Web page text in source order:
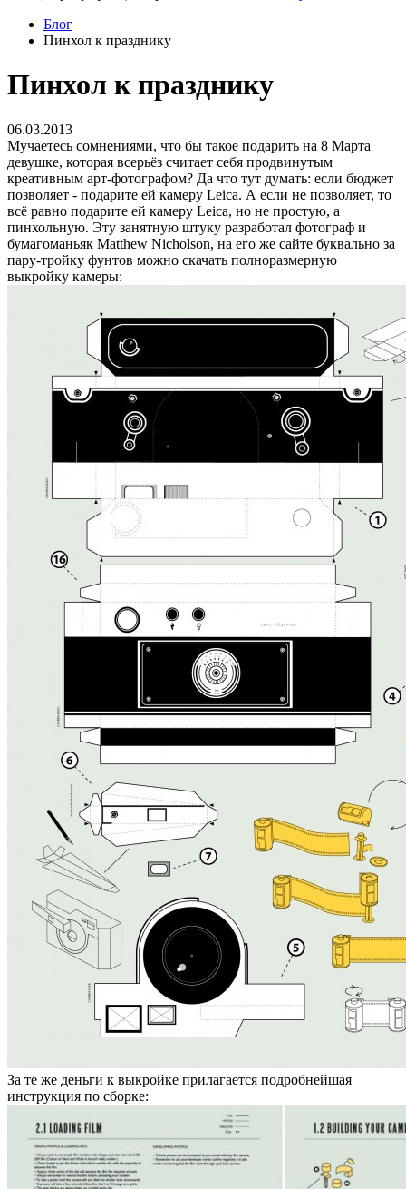
Блог
Пинхол к празднику
Пинхол к празднику
06.03.2013
Мучаетесь сомнениями, что бы такое подарить на 8 Марта
девушке, которая всерьёз считает себя продвинутым
креативным арт-фотографом? Да что тут думать: если бюджет
позволяет - подарите ей камеру Leica. А если не позволяет, то
всё равно подарите ей камеру Leica, но не простую, а
пинхольную. Эту занятную штуку разработал фотограф и
бумагоманьяк Matthew Nicholson, на его же сайте буквально за
пару-тройку фунтов можно скачать полноразмерную
выкройку камеры:
За те же деньги к выкройке прилагается подробнейшая
инструкция по сборке: